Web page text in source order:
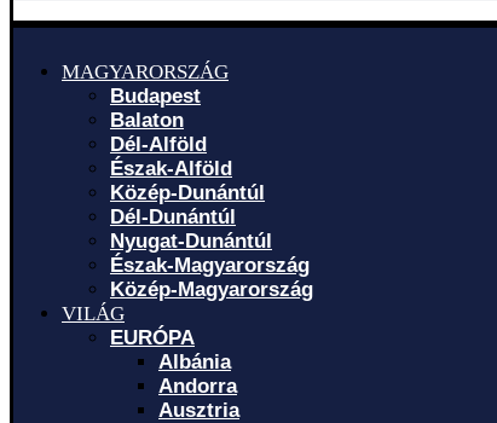
MAGYARORSZÁG
Budapest
Balaton
Dél-Alföld
Észak-Alföld
Közép-Dunántúl
Dél-Dunántúl
Nyugat-Dunántúl
Észak-Magyarország
Közép-Magyarország
VILÁG
EURÓPA
Albánia
Andorra
Ausztria